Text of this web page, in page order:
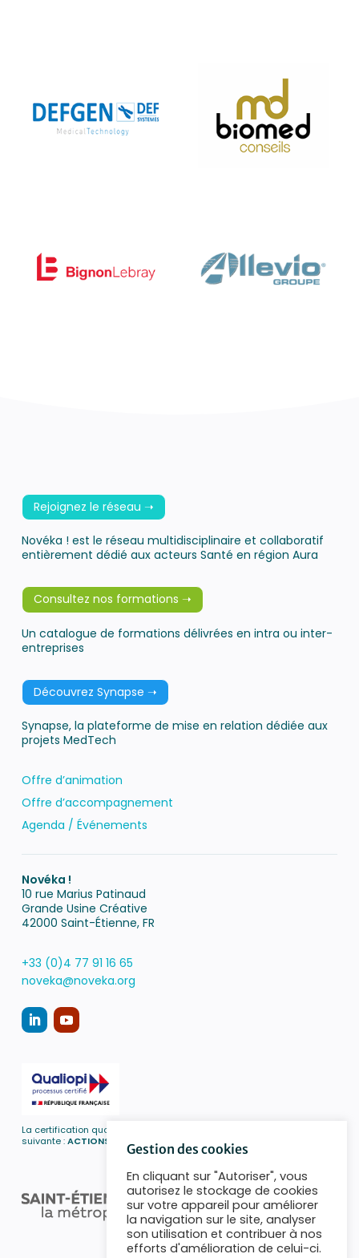
Rejoignez le réseau ➝
Novéka ! est le réseau multidisciplinaire et collaboratif
entièrement dédié aux acteurs Santé en région Aura
Consultez nos formations ➝
Un catalogue de formations délivrées en intra ou inter-
entreprises
Découvrez Synapse ➝
Synapse, la plateforme de mise en relation dédiée aux
projets MedTech
Offre d’animation
Offre d’accompagnement
Agenda / Événements
Novéka !
10 rue Marius Patinaud
Grande Usine Créative
42000 Saint-Étienne, FR
+33 (0)4 77 91 16 65
noveka@noveka.org
La certification qualité a été délivrée au titre de la catégorie d’action
suivante :ACTIONS DE FORMATIONGestion des cookies
En cliquant sur "Autoriser", vous
autorisez le stockage de cookies
sur votre appareil pour améliorer
la navigation sur le site, analyser
son utilisation et contribuer à nos
efforts d'amélioration de celui-ci.